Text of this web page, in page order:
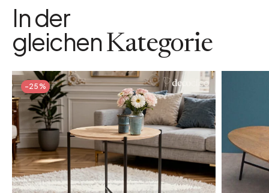
In der
gleichenKategorie
-25%